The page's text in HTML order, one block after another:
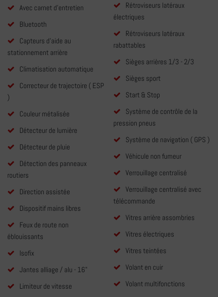
Avec carnet d'entretien
Bluetooth
Capteurs d'aide au
stationnement arrière
Climatisation automatique
Correcteur de trajectoire ( ESP
)
Couleur métalisée
Détecteur de lumière
Détecteur de pluie
Détection des panneaux
routiers
Direction assistée
Dispositif mains libres
Feux de route non
éblouissants
Isofix
Jantes alliage / alu - 16"
Limiteur de vitesse
Rétroviseurs latéraux
électriques
Rétroviseurs latéraux
rabattables
Sièges arrières 1/3 - 2/3
Sièges sport
Start & Stop
Système de contrôle de la
pression pneus
Système de navigation ( GPS )
Véhicule non fumeur
Verrouillage centralisé
Verrouillage centralisé avec
télécommande
Vitres arrière assombries
Vitres électriques
Vitres teintées
Volant en cuir
Volant multifonctions